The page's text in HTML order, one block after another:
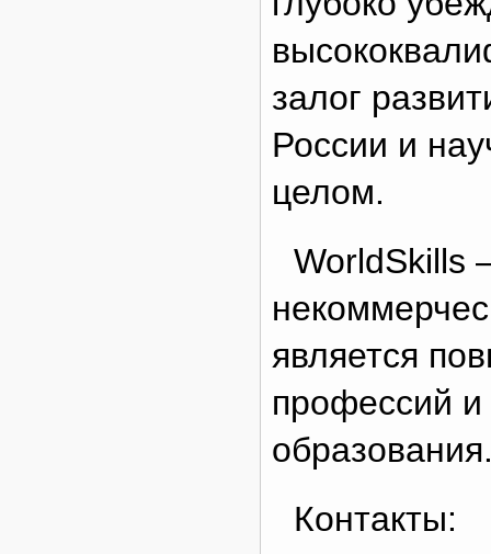
залог
России и
целом.
WorldSkills
является
профессий и
Контакты: